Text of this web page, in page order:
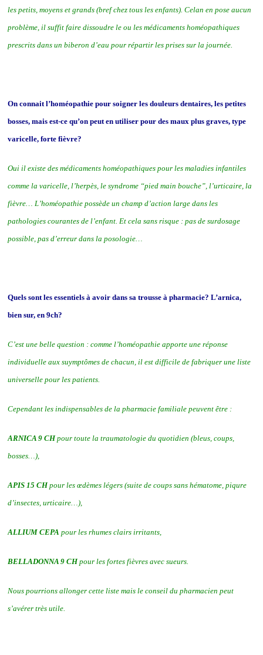
les petits, moyens et grands (bref chez tous les enfants). Celan en pose aucun
problème, il suffit faire dissoudre le ou les médicaments homéopathiques
prescrits dans un biberon d’eau pour répartir les prises sur la journée.
On connait l’homéopathie pour soigner les douleurs dentaires, les petites
bosses, mais est-ce qu’on peut en utiliser pour des maux plus graves, type
varicelle, forte fièvre?
Oui il existe des médicaments homéopathiques pour les maladies infantiles
comme la varicelle, l’herpès, le syndrome “pied main bouche”, l’urticaire, la
fièvre… L’homéopathie possède un champ d’action large dans les
pathologies courantes de l’enfant. Et cela sans risque : pas de surdosage
possible, pas d’erreur dans la posologie…
Quels sont les essentiels à avoir dans sa trousse à pharmacie? L’arnica,
bien sur, en 9ch?
C’est une belle question : comme l’homéopathie apporte une réponse
individuelle aux suymptômes de chacun, il est difficile de fabriquer une liste
universelle pour les patients.
Cependant les indispensables de la pharmacie familiale peuvent être :
ARNICA 9 CHpour toute la traumatologie du quotidien (bleus, coups,
bosses…),
APIS 15 CHpour les œdèmes légers (suite de coups sans hématome, piqure
d’insectes, urticaire…),
ALLIUM CEPA pour les rhumes clairs irritants,
BELLADONNA 9 CHpour les fortes fièvres avec sueurs.
Nous pourrions allonger cette liste mais le conseil du pharmacien peut
s’avérer très utile.